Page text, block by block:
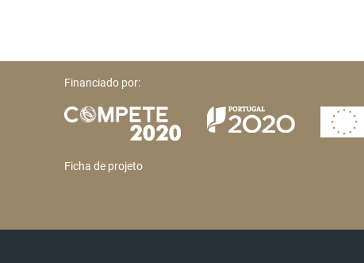
Financiado por:
Ficha de projeto